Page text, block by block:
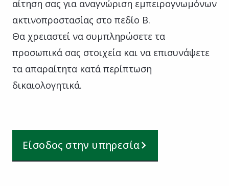
αίτηση σας για αναγνώριση εμπειρογνωμόνων
ακτινοπροστασίας στο πεδίο Β.
Θα χρειαστεί να συμπληρώσετε τα
προσωπικά σας στοιχεία και να επισυνάψετε
τα απαραίτητα κατά περίπτωση
δικαιολογητικά.
Είσοδος στην υπηρεσία